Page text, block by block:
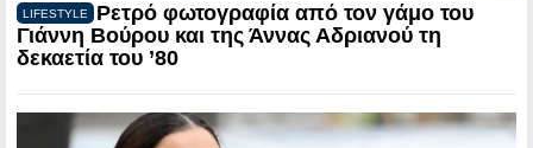
LIFESTYLE
Ρετρό φωτογραφία από τον γάμο του
Γιάννη Βούρου και της Άννας Αδριανού τη
δεκαετία του ’80